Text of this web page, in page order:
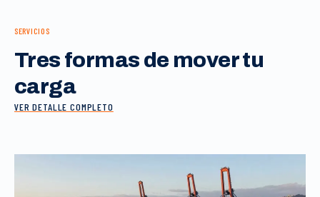
SERVICIOS
Tres formas de mover tu
carga
VER DETALLE COMPLETO